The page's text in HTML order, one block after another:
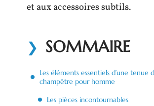
et aux accessoires subtils.
SOMMAIRE
Les éléments essentiels d’une tenue
champêtre pour homme
Les pièces incontournables